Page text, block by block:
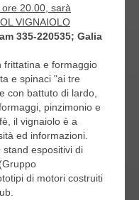
20.00, sarà
VIGNAIOLO
335-220535; Galia
frittatina e formaggio
e spinaci "ai tre
con battuto di lardo,
pinzimonio e
il vignaiolo è a
ed informazioni.
espositivi di
di motori costruiti